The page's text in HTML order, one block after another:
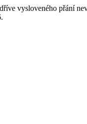
vysloveného přání